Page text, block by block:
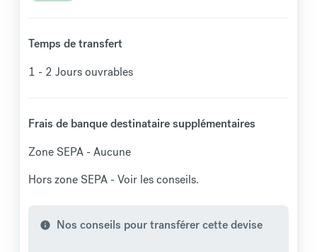
Temps de transfert
1 - 2 Jours ouvrables
Frais de banque destinataire supplémentaires
Zone SEPA - Aucune
Hors zone SEPA - Voir les conseils.
info Nos conseils pour transférer cette devise